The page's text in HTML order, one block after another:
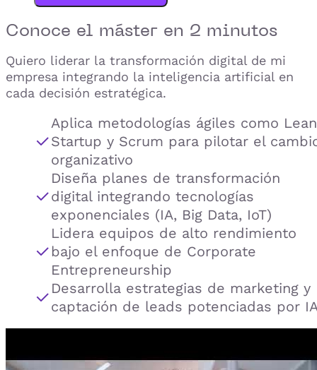
Conoce el máster en 2 minutos
Quiero liderar la transformación digital de mi
empresa integrando la inteligencia artificial en
cada decisión estratégica.
Aplica metodologías ágiles como Lean
Startup y Scrum para pilotar el
organizativo
Diseña planes de transformación
digital integrando tecnologías
exponenciales (IA, Big Data, IoT)
Lidera equipos de alto rendimiento
bajo el enfoque de Corporate
Entrepreneurship
Desarrolla estrategias de marketing y
captación de leads potenciadas por